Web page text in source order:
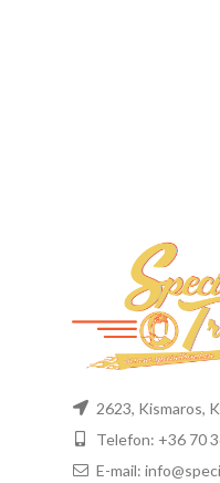
2623, Kismaros,
Telefon: +36 70
E-mail: